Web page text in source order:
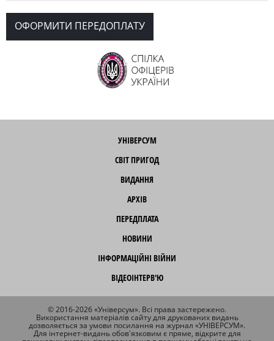
ОФОРМИТИ ПЕРЕДОПЛАТУ
УНІВЕРСУМ
СВІТ ПРИГОД
ВИДАННЯ
АРХІВ
ПЕРЕДПЛАТА
НОВИНИ
ІНФОРМАЦІЙНІ ВІЙНИ
ВІДЕОІНТЕРВ'Ю
© 2016-2026 «Універсум». Всі права застережено.
Використання матеріалів сайту для друкованих видань
дозволяється за умови посилання на журнал «УНІВЕРСУМ».
Для інтернет-видань обов'язковим є пряме, відкрите для